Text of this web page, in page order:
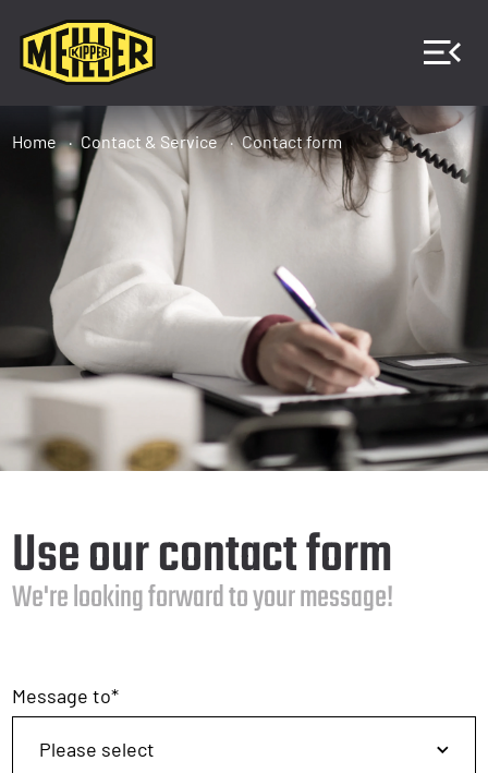
Home Contact & Service Contact form
Use our contact form
We're looking forward to your message!
Message to*